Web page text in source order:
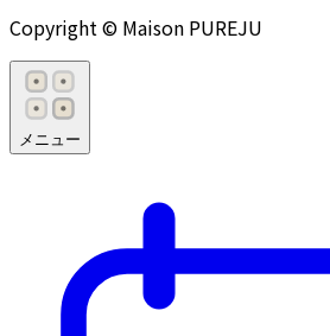
Copyright © Maison PUREJU
メニュー